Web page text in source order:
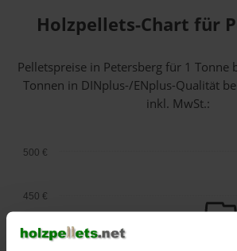
Holzpellets-Chart für
Pelletspreise in Petersberg für 1 Tonne
Tonnen in DINplus-/ENplus-Qualität
inkl. MwSt.:
400 €
450 €
500 €